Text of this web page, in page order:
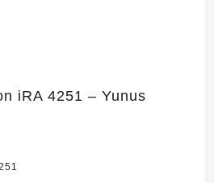
iRA 4251 – Yunus